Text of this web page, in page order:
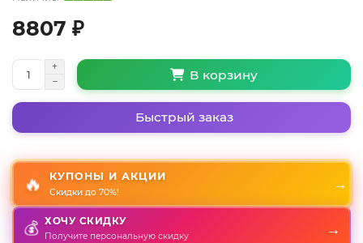
8807 ₽
В корзину
Быстрый заказ
🔥 КУПОНЫ И АКЦИИ
Скидки до 70%!
→
💰 ХОЧУ СКИДКУ
Получите персональную скидку →